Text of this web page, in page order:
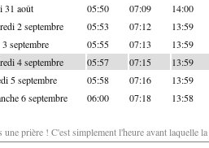
31 août 05:50 07:09 14:00
2 septembre 05:53 07:12 13:59
septembre 05:55 07:13 13:59
4 septembre 05:57 07:15 13:59
5 septembre 05:58 07:16 13:59
6 septembre 06:00 07:18 13:58
prière ! C'est simplement l'heure avant laquelle